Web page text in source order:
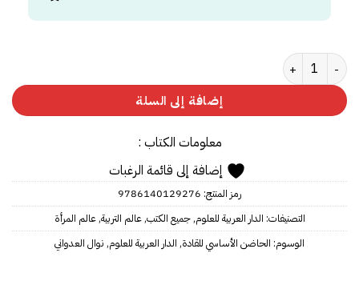
كمية الحاضن الأساسي للقادة
إضافة إلى السلة
معلومات الكتاب :
إضافة إلى قائمة الرغبات
رمز المنتج: 9786140129276
التصنيفات: الدار العربية للعلوم,جميع الكتب,عالم التربية,عالم المرأة
الوسوم: الحاضن الأساسي للقادة, الدار العربية للعلوم, نوال العدواني